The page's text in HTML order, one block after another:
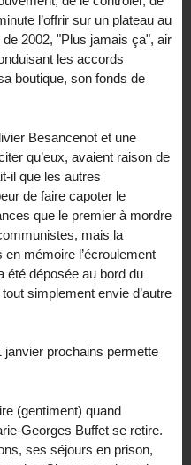
l’offrir sur un plateau au
2002, "Plus jamais ça", air
les accords
boutique, son fonds de
Besancenot et une
qu’eux, avaient raison de
il que les autres
de faire capoter le
que le premier à mordre
mais la
mémoire l’écroulement
été déposée au bord du
simplement envie d’autre
janvier prochains permette
(gentiment) quand
Georges Buffet se retire.
ses séjours en prison,